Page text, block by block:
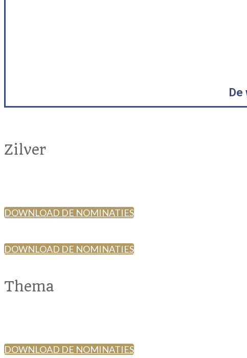
De
Zilver
DOWNLOAD DE NOMINATIES
DOWNLOAD DE NOMINATIES
Thema
DOWNLOAD DE NOMINATIES